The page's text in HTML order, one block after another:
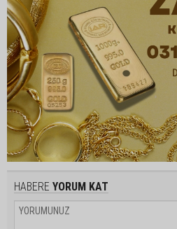
HABERE YORUM KAT